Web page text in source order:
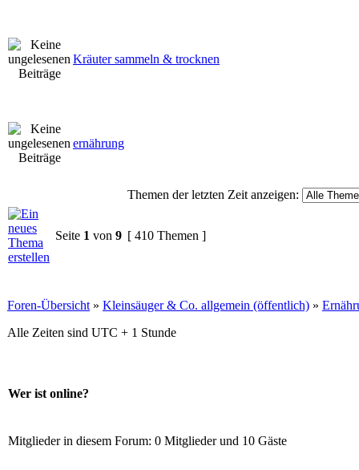
Kräuter sammeln & trocknen
ernährung
Themen der letzten Zeit anzeigen:
Seite 1 von 9 [ 410 Themen ]
Foren-Übersicht » Kleinsäuger & Co. allgemein (öffentlich) »
Alle Zeiten sind UTC + 1 Stunde
Wer ist online?
Mitglieder in diesem Forum: 0 Mitglieder und 10 Gäste